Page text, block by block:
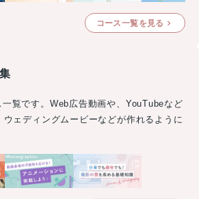
コース一覧を見る
覧です。Web広告動画や、YouTubeなど
ウェディングムービーなどが作れるように